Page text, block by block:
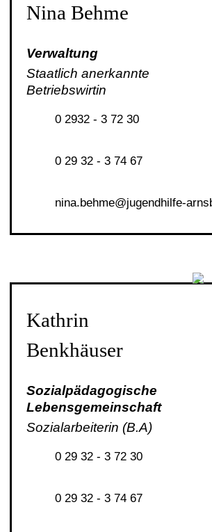
Nina Behme
Verwaltung
Staatlich anerkannte
Betriebswirtin
0 2932 - 3 72 30
0 29 32 - 3 74 67
n n b hm j g ndh lf -
Kathrin
Benkhäuser
Sozialpädagogische
Lebensgemeinschaft
Sozialarbeiterin (B.A)
0 29 32 - 3 72 30
0 29 32 - 3 74 67